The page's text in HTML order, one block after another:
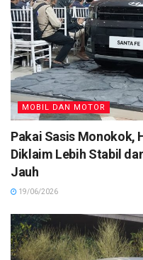
MOBIL DAN MOTOR
Pakai Sasis Monokok,
Diklaim Lebih Stabil
Jauh
19/06/2026